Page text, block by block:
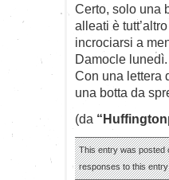
Certo, solo una
alleati è
incrociarsi a
Damocle lunedì.
Con una lettera
una botta da
(da
This entry was posted
responses to this